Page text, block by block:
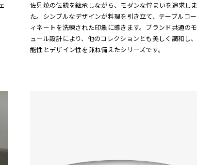
佐見焼の伝統を継承しながら、モダンな佇まいを追求し
た。シンプルなデザインが料理を引き立て、テーブルコ
ィネートを洗練された印象に導きます。ブランド共通の
ュール設計により、他のコレクションとも美しく調和し
能性とデザイン性を兼ね備えたシリーズです。